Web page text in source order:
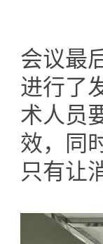
会议最
进行了
术人员
效，同
只有让